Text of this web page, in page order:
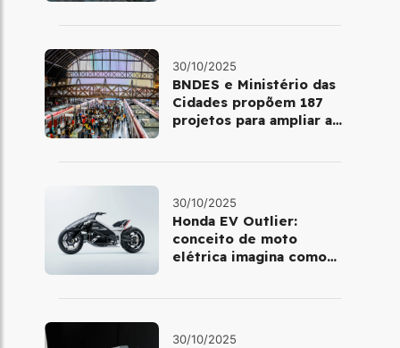
30/10/2025
BNDES e Ministério das
Cidades propõem 187
projetos para ampliar a
30/10/2025
Honda EV Outlier:
conceito de moto
elétrica imagina como
30/10/2025